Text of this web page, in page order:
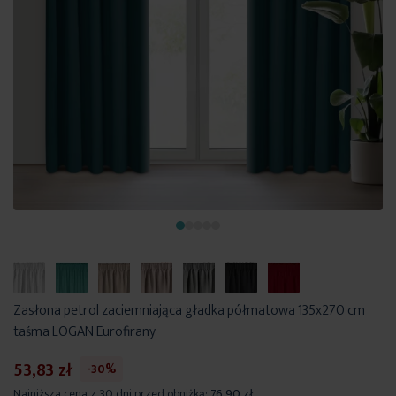
Zasłona petrol zaciemniająca gładka półmatowa 135x270 cm
taśma LOGAN Eurofirany
53,83 zł
-30%